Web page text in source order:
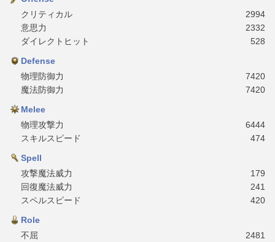
クリティカル
2994
意思力
2332
ダイレクトヒット
528
Defense
物理防御力
7420
魔法防御力
7420
Melee
物理攻撃力
6444
スキルスピード
474
Spell
攻撃魔法威力
179
回復魔法威力
241
スペルスピード
420
Role
不屈
2481